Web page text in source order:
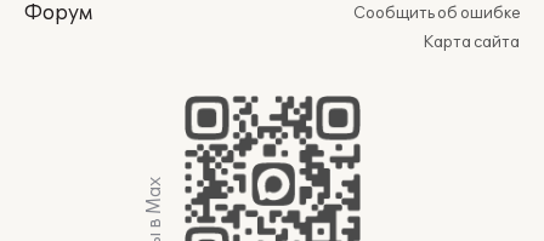
Форум
Сообщить об ошибке
Карта сайта
Мы в Max